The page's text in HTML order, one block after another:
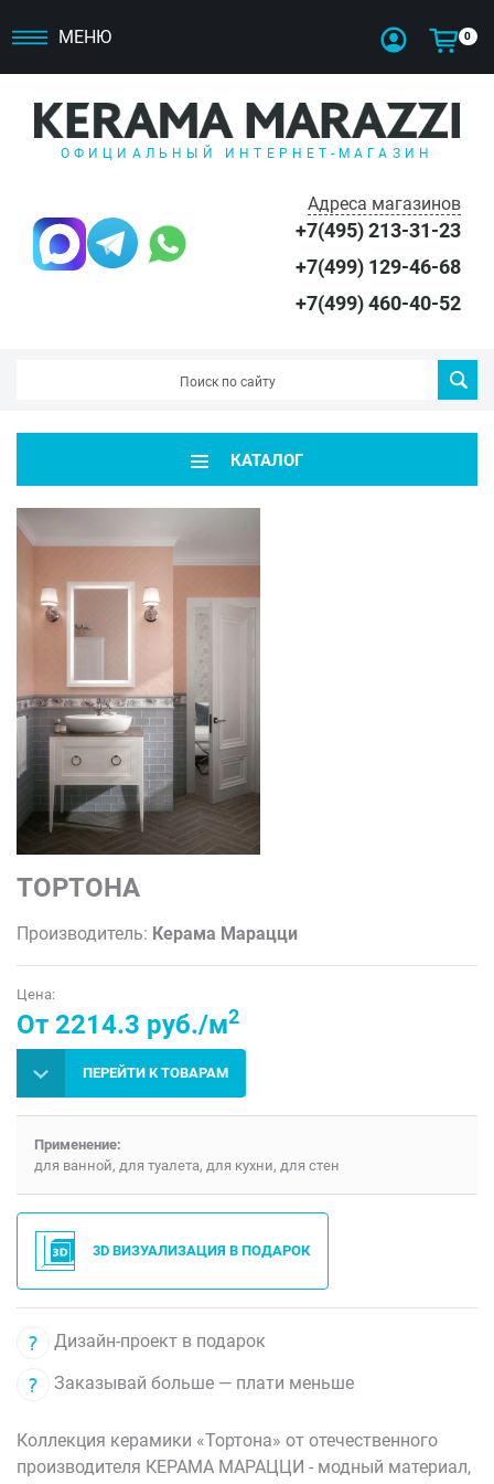
МЕНЮ 0
ОФИЦИАЛЬНЫЙ ИНТЕРНЕТ-МАГАЗИН
Адреса магазинов
+7(495) 213-31-23
+7(499) 129-46-68
+7(499) 460-40-52
КАТАЛОГ
ТОРТОНА
Производитель: Керама Марацци
Цена:
От 2214.3 руб./м2
ПЕРЕЙТИ К ТОВАРАМ
Применение:
для ванной, для туалета, для кухни, для стен
3D ВИЗУАЛИЗАЦИЯ В ПОДАРОК
Дизайн-проект в подарок
Заказывай больше — плати меньше
Коллекция керамики «Тортона» от отечественного
производителя КЕРАМА МАРАЦЦИ - модный материал,